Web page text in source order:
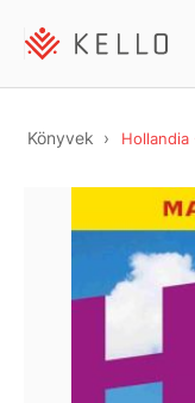
Könyvek